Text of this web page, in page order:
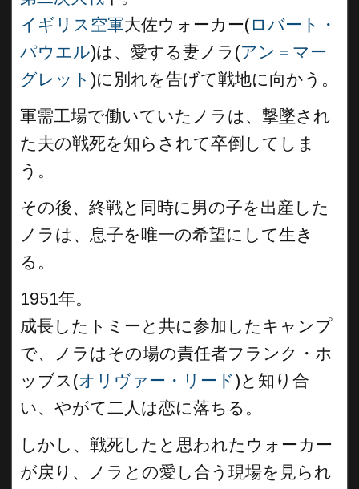
イギリス空軍大佐ウォーカー(ロバート・
パウエル)は、愛する妻ノラ(アン＝マー
グレット )に別れを告げて戦地に向かう。
軍需工場で働いていたノラは、撃墜され
た夫の戦死を知らされて卒倒してしま
う。
その後、終戦と同時に男の子を出産した
ノラは、息子を唯一の希望にして生き
る。
1951年。
成長したトミーと共に参加したキャンプ
で、ノラはその場の責任者フランク・ホ
ッブス(オリヴァー・リード)と知り合
い、やがて二人は恋に落ちる。
しかし、戦死したと思われたウォーカー
が戻り、ノラとの愛し合う現場を見られ